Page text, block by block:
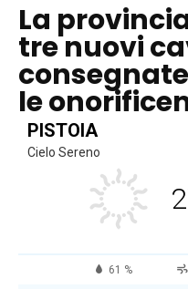
La
tre nuovi
le
PISTOIA
Cielo Sereno
61 %